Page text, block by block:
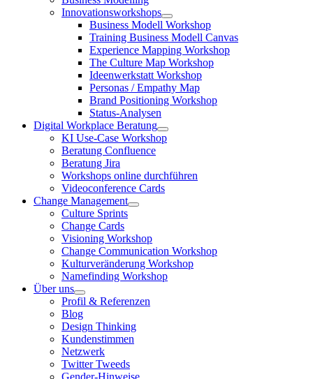
Innovationsworkshops
Business Modell Workshop
Training Business Modell Canvas
Experience Mapping Workshop
The Culture Map Workshop
Ideenwerkstatt Workshop
Personas / Empathy Map
Brand Positioning Workshop
Status-Analysen
Digital Workplace Beratung
KI Use-Case Workshop
Beratung Confluence
Beratung Jira
Workshops online durchführen
Videoconference Cards
Change Management
Culture Sprints
Change Cards
Visioning Workshop
Change Communication Workshop
Kulturveränderung Workshop
Namefinding Workshop
Über uns
Profil & Referenzen
Blog
Design Thinking
Kundenstimmen
Netzwerk
Twitter Tweeds